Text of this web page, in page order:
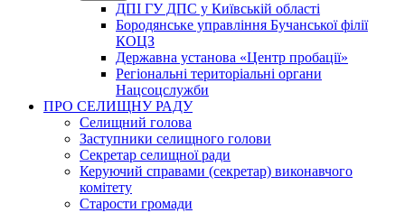
ДПІ ГУ ДПС у Київській області
Бородянське управління Бучанської філії
КОЦЗ
Державна установа «Центр пробації»
Регіональні територіальні органи
Нацсоцслужби
ПРО СЕЛИЩНУ РАДУ
Селищний голова
Заступники селищного голови
Секретар селищної ради
Керуючий справами (секретар) виконавчого
комітету
Старости громади